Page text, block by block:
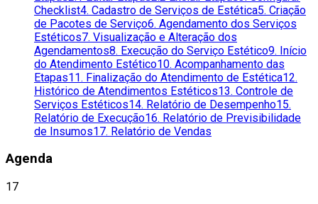
Checklist4. Cadastro de Serviços de Estética5. Criação
de Pacotes de Serviço6. Agendamento dos Serviços
Estéticos7. Visualização e Alteração dos
Agendamentos8. Execução do Serviço Estético9. Início
do Atendimento Estético10. Acompanhamento das
Etapas11. Finalização do Atendimento de Estética12.
Histórico de Atendimentos Estéticos13. Controle de
Serviços Estéticos14. Relatório de Desempenho15.
Relatório de Execução16. Relatório de Previsibilidade
de Insumos17. Relatório de Vendas
Agenda
17